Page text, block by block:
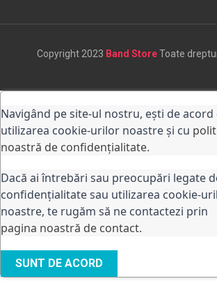
Copyright 2023 Band StoreToate
Navigând pe site-ul nostru, ești de acord
utilizarea cookie-urilor noastre și cu
noastră de confidențialitate.
Dacă ai întrebări sau preocupări legate
confidențialitate sau utilizarea cookie-
noastre, te rugăm să ne contactezi prin
pagina noastră de contact.
SUNT DE ACORD